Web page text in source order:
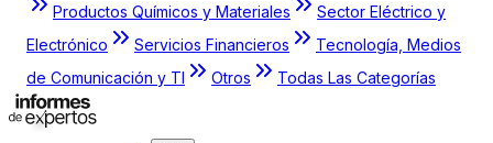
Productos Químicos y Materiales
Sector Eléctrico y
Electrónico
Servicios Financieros
Tecnología, Medios
de Comunicación y TI
Otros Todas Las Categorías